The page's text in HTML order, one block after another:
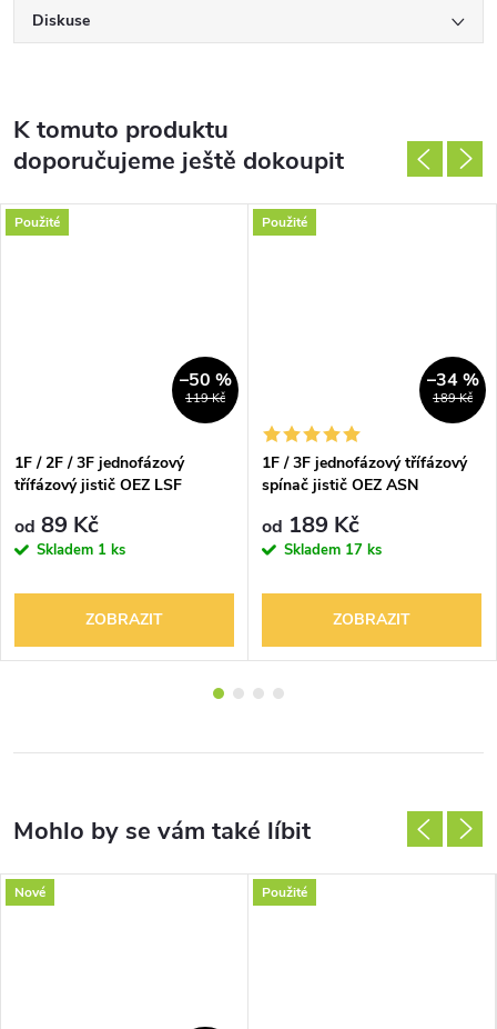
Diskuse
K tomuto produktu
doporučujeme ještě dokoupit
Použité
119 Kč
–50 %
1F / 2F / 3F jednofázový
třífázový jistič OEZ LSF
od 89 Kč
Skladem 1 ks
ZOBRAZIT
Použité
189 Kč
–34 %
1F / 3F jednofázový třífázový
spínač jistič OEZ ASN
od 189 Kč
Skladem 17 ks
ZOBRAZIT
Nové Použité